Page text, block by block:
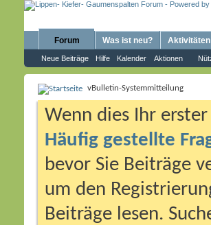
Forum
Neue Beiträge Hilfe Kalender Aktionen
Was ist neu? Aktivitäten
vBulletin-Systemmitteilung
Wenn dies Ihr
Häufig gestellte
bevor Sie Beiträge
um den
Beiträge lesen.